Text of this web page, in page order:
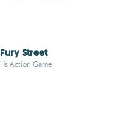
Fury Street
Hs Action Game